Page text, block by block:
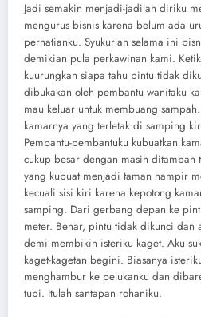
Jadi semakin menjadi-jadilah diriku
mengurus bisnis karena belum ada
perhatianku. Syukurlah selama ini
demikian pula perkawinan kami.
kuurungkan siapa tahu pintu tidak
dibukakan oleh pembantu wanitaku
mau keluar untuk membuang
kamarnya yang terletak di samping
Pembantu-pembantuku kubuatkan
cukup besar dengan masih ditambah
yang kubuat menjadi taman hampir
kecuali sisi kiri karena kepotong
samping. Dari gerbang depan ke
meter. Benar, pintu tidak dikunci dan
demi membikin isteriku kaget. Aku
kaget-kagetan begini. Biasanya
menghambur ke pelukanku dan
tubi. Itulah santapan rohaniku.